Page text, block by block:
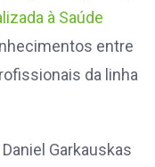
à Saúde
entre
da linha
Garkauskas